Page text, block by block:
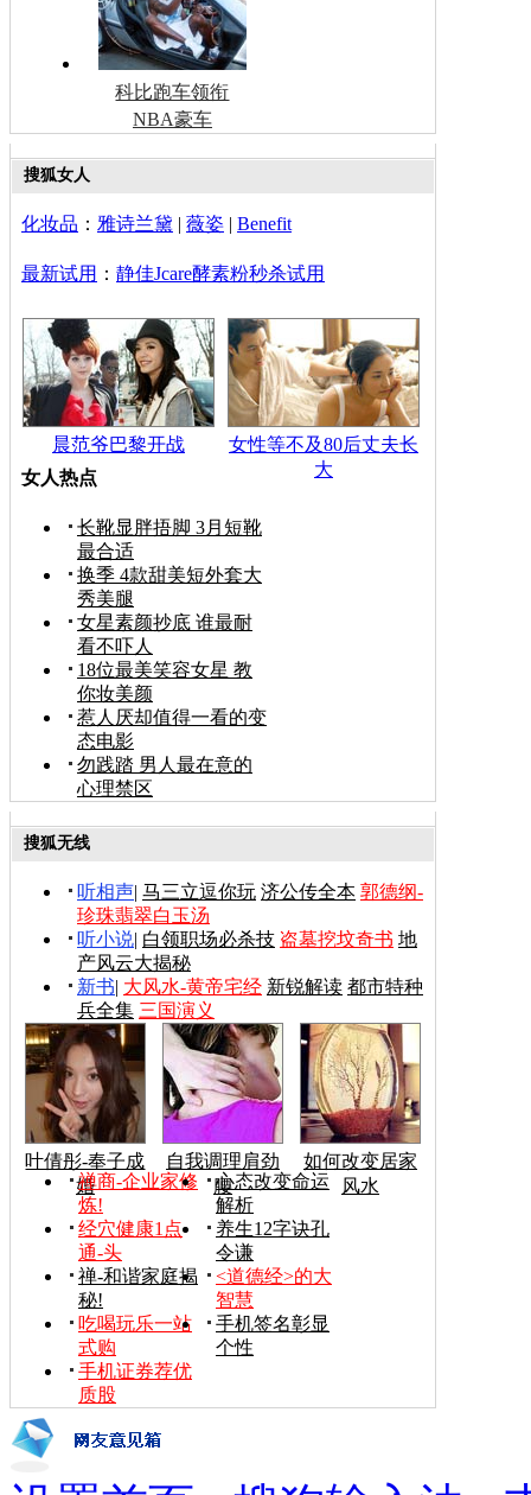
科比跑车领衔
NBA豪车
搜狐女人
化妆品 ： 雅诗兰黛 | 薇姿 | Benefit
最新试用 ： 静佳Jcare酵素粉秒杀试用
晨范爷巴黎开战
女性等不及80后丈夫长
大
女人热点
长靴显胖捂脚 3月短靴
最合适
换季 4款甜美短外套大
秀美腿
女星素颜抄底 谁最耐
看不吓人
18位最美笑容女星 教
你妆美颜
惹人厌却值得一看的变
态电影
勿践踏 男人最在意的
心理禁区
搜狐无线
听相声| 马三立逗你玩 济公传全本 郭德纲-
珍珠翡翠白玉汤
听小说| 白领职场必杀技 盗墓挖坟奇书 地
产风云大揭秘
新书| 大风水-黄帝宅经 新锐解读 都市特种
兵全集 三国演义
叶倩彤-奉子成
婚
自我调理肩劲
腰
如何改变居家
风水
禅商-企业家修
炼!
心态改变命运
解析
经穴健康1点
通-头
养生12字诀孔
令谦
禅-和谐家庭揭
秘!
<道德经>的大
智慧
吃喝玩乐一站
式购
手机签名彰显
个性
手机证券荐优
质股